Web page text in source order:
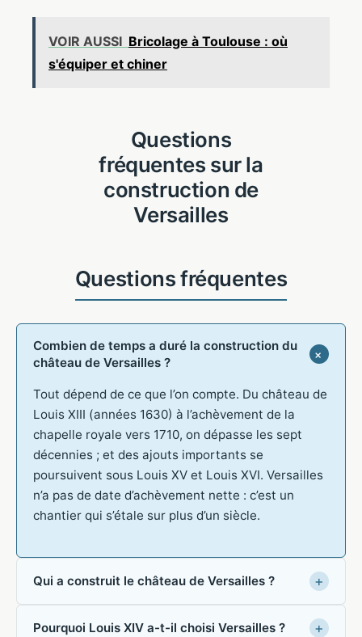
VOIR AUSSI Bricolage à Toulouse : où
s'équiper et chiner
Questions
fréquentes sur la
construction de
Versailles
Combien de temps a duré la construction du
château de Versailles ?
Tout dépend de ce que l’on compte. Du château de
Louis XIII (années 1630) à l’achèvement de la
chapelle royale vers 1710, on dépasse les sept
décennies ; et des ajouts importants se
poursuivent sous Louis XV et Louis XVI. Versailles
n’a pas de date d’achèvement nette : c’est un
chantier qui s’étale sur plus d’un siècle.
Qui a construit le château de Versailles ?
Pourquoi Louis XIV a-t-il choisi Versailles ?